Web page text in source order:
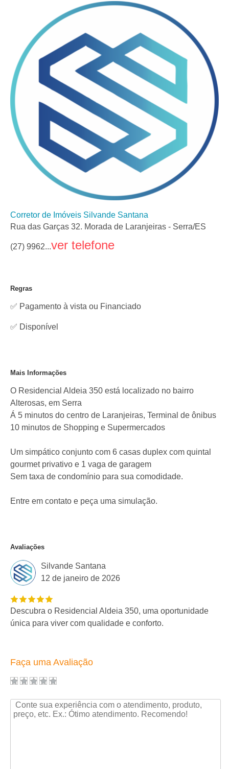
Corretor de Imóveis Silvande Santana
Rua das Garças 32. Morada de Laranjeiras - Serra/ES
(27) 9962...ver telefone
Regras
✅ Pagamento à vista ou Financiado
✅ Disponível
Mais Informações
O Residencial Aldeia 350 está localizado no bairro
Alterosas, em Serra
Á 5 minutos do centro de Laranjeiras, Terminal de ônibus
10 minutos de Shopping e Supermercados
Um simpático conjunto com 6 casas duplex com quintal
gourmet privativo e 1 vaga de garagem
Sem taxa de condomínio para sua comodidade.
Entre em contato e peça uma simulação.
Avaliações
Silvande Santana
12 de janeiro de 2026
Descubra o Residencial Aldeia 350, uma oportunidade
única para viver com qualidade e conforto.
Faça uma Avaliação